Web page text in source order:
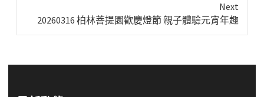
Next
Next20260316 柏林菩提園歡慶燈節 親子體驗元宵年趣